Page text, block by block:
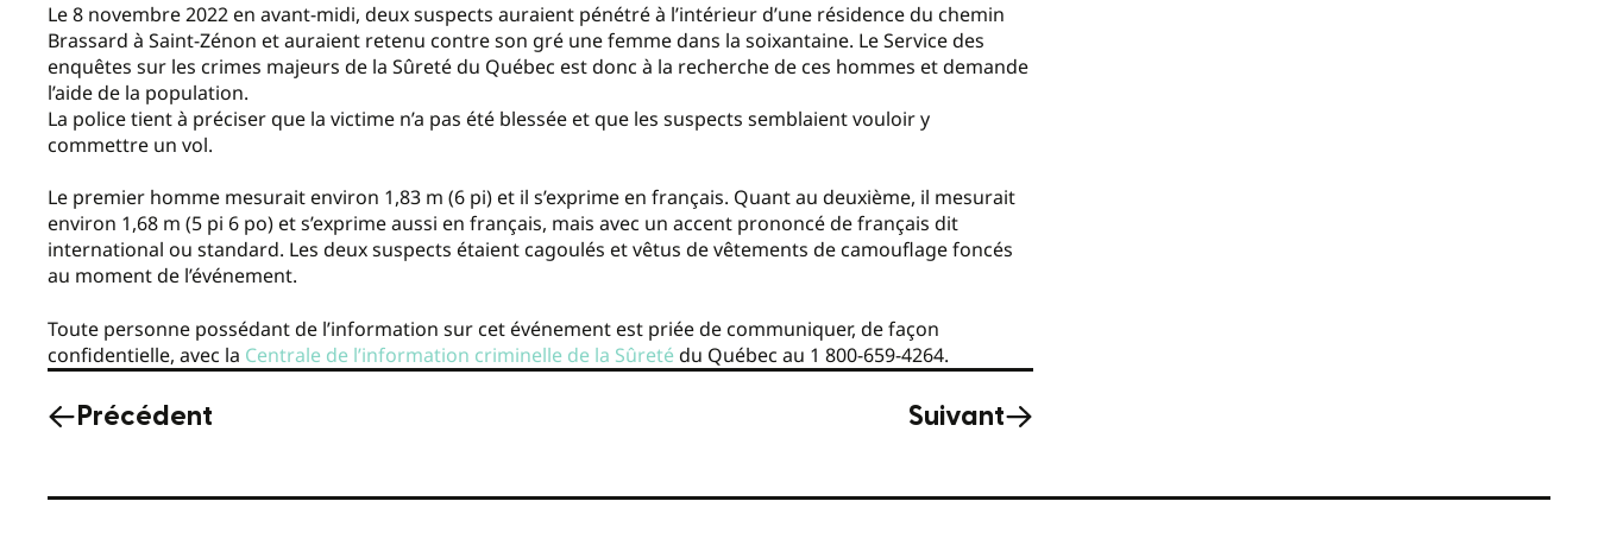
Le 8 novembre 2022 en avant-midi, deux suspects auraient pénétré à l’intérieur d’une résidence du chemin
Brassard à Saint-Zénon et auraient retenu contre son gré une femme dans la soixantaine. Le Service des
enquêtes sur les crimes majeurs de la Sûreté du Québec est donc à la recherche de ces hommes et demande
l’aide de la population.
La police tient à préciser que la victime n’a pas été blessée et que les suspects semblaient vouloir y
commettre un vol.
Le premier homme mesurait environ 1,83 m (6 pi) et il s’exprime en français. Quant au deuxième, il mesurait
environ 1,68 m (5 pi 6 po) et s’exprime aussi en français, mais avec un accent prononcé de français dit
international ou standard. Les deux suspects étaient cagoulés et vêtus de vêtements de camouflage foncés
au moment de l’événement.
Toute personne possédant de l’information sur cet événement est priée de communiquer, de façon
confidentielle, avec la Centrale de l’information criminelle de la Sûretédu Québec au 1 800-659-4264.
Précédent Suivant